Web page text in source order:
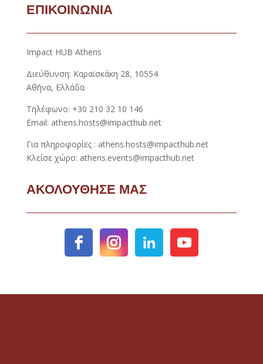
ΕΠΙΚΟΙΝΩΝΙΑ
Impact HUB Athens
Διεύθυνση: Καραϊσκάκη 28, 10554
Αθήνα, Ελλάδα
Τηλέφωνο: +30 210 32 10 146
Email: athens.hosts@impacthub.net
Για πληροφορίες : athens.hosts@impacthub.net
Κλείσε χώρο: athens.events@impacthub.net
ΑΚΟΛΟΥΘΗΣΕ ΜΑΣ